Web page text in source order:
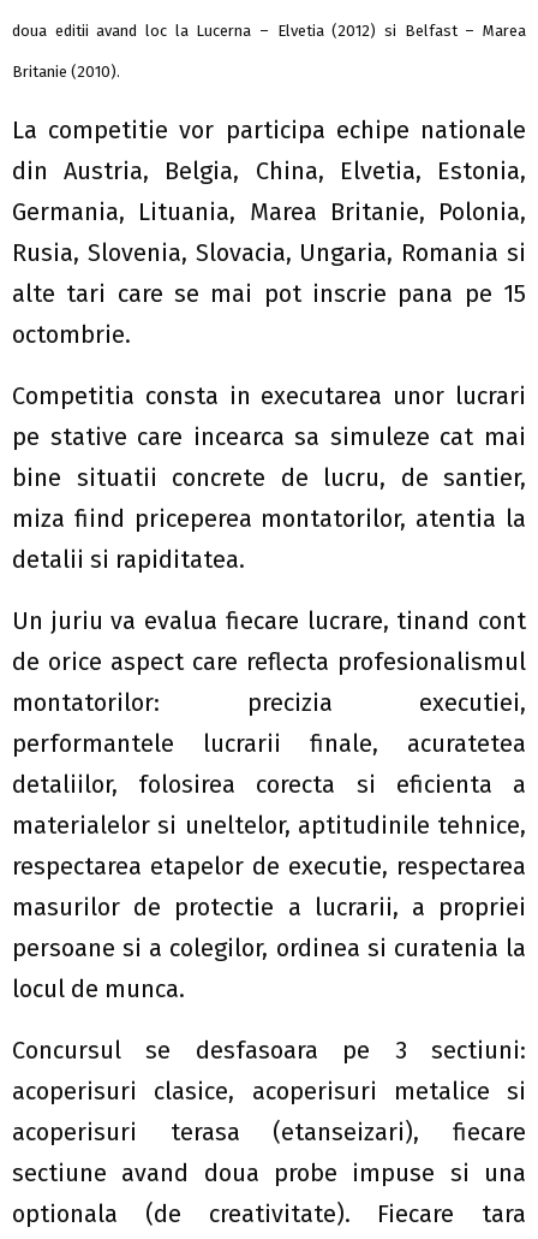
doua editii avand loc la Lucerna – Elvetia (2012) si Belfast – Marea
Britanie (2010).
La competitie vor participa echipe nationale
din Austria, Belgia, China, Elvetia, Estonia,
Germania, Lituania, Marea Britanie, Polonia,
Rusia, Slovenia, Slovacia, Ungaria, Romania si
alte tari care se mai pot inscrie pana pe 15
octombrie.
Competitia consta in executarea unor lucrari
pe stative care incearca sa simuleze cat mai
bine situatii concrete de lucru, de santier,
miza fiind priceperea montatorilor, atentia la
detalii si rapiditatea.
Un juriu va evalua fiecare lucrare, tinand cont
de orice aspect care reflecta profesionalismul
montatorilor: precizia executiei,
performantele lucrarii finale, acuratetea
detaliilor, folosirea corecta si eficienta a
materialelor si uneltelor, aptitudinile tehnice,
respectarea etapelor de executie, respectarea
masurilor de protectie a lucrarii, a propriei
persoane si a colegilor, ordinea si curatenia la
locul de munca.
Concursul se desfasoara pe 3 sectiuni:
acoperisuri clasice, acoperisuri metalice si
acoperisuri terasa (etanseizari), fiecare
sectiune avand doua probe impuse si una
optionala (de creativitate). Fiecare tara